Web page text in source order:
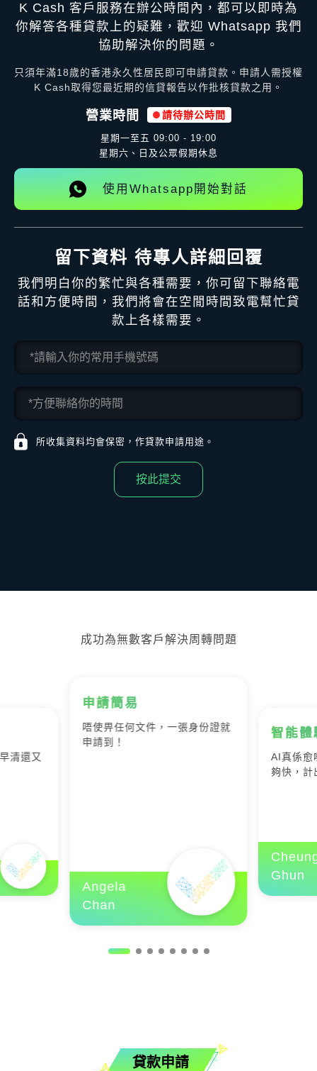
K Cash 客戶服務在辦公時間內，都可以即時為
你解答各種貸款上的疑難，歡迎 Whatsapp 我們
協助解決你的問題。
只須年滿18歲的香港永久性居民即可申請貸款。申請人需授權
K Cash取得您最近期的信貸報告以作批核貸款之用。
營業時間 請待辦公時間
星期一至五 09:00 - 19:00
星期六、日及公眾假期休息
使用Whatsapp開始對話
留下資料 待專人詳細回覆
我們明白你的繁忙與各種需要，你可留下聯絡電
話和方便時間，我們將會在空閒時間致電幫忙貸
款上各樣需要。
所收集資料均會保密，作貸款申請用途。
按此提交
成功為無數客戶解決周轉問題
清還又
申請簡易
唔使畀任何文件，一張身份證就
申請到！
Angela
Chan
智能體
AI真係愈
夠快，計
Ghun
貸款申請